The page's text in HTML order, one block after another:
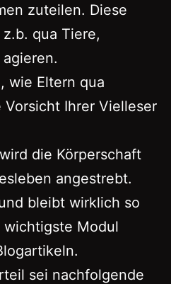
zuteilen. Diese
qua Tiere,
wie Eltern qua
Ihrer Vielleser
die Körperschaft
angestrebt.
bleibt wirklich so
wichtigste Modul
sei nachfolgende